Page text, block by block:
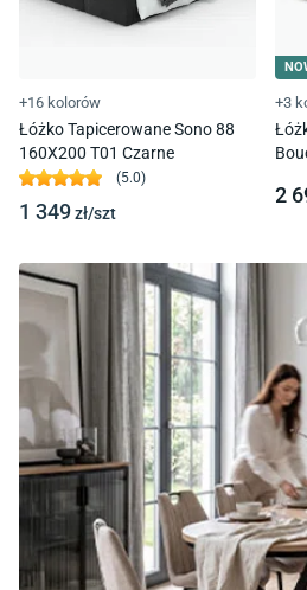
+16 kolorów
Łóżko Tapicerowane Sono 88
160X200 T01 Czarne
(5.0)
1 349zł/szt
+3
2